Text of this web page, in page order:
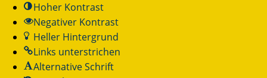
Hoher Kontrast
Negativer Kontrast
Heller Hintergrund
Links unterstrichen
Alternative Schrift